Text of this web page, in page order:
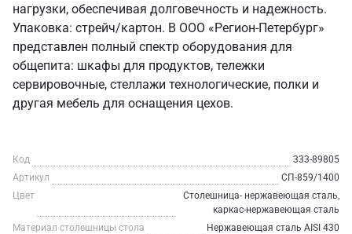
нагрузки, обеспечивая долговечность и надежность.
Упаковка: стрейч/картон. В ООО «Регион-Петербург»
представлен полный спектр оборудования для
общепита: шкафы для продуктов, тележки
сервировочные, стеллажи технологические, полки и
другая мебель для оснащения цехов.
Код
333-89805
Артикул
СП-859/1400
Цвет
Столешница- нержавеющая сталь,
каркас-нержавеющая сталь
Материал столешницы стола
Нержавеющая сталь AISI 430